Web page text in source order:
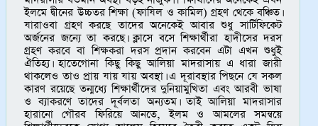
ইলমে দ্বীনের উচ্চতর শিক্ষা (ফাযিল ও কামিল) গ্রহণ থেকে বঞ্চিত।
যারাওবা গ্রহণ করছে তাদের অনেকেই আবার শুধু সার্টিফিকেট
অর্জনের জন্যে তা করছে। ক্লাসে বসে শিক্ষার্থীরা হাদীসের দরস
গ্রহণ করবে বা শিক্ষকরা দরস প্রদান করবেন এটা এখন শুধুই
ঐতিহ্য। হাতেগোনা কিছু কিছু আলিয়া মাদরাসায় এ ধারা জারী
থাকলেও তাও প্রায় যায় যায় অবস্থা। এ দূরাবস্থার পিছনে যে সকল
কারণ রয়েছে তন্মধ্যে শিক্ষার্থীদের দুনিয়ামুখিতা এবং আরবী ভাষা
ও ব্যাকরণে তাদের দূর্বলতা অন্যতম। তাই আলিয়া মাদরাসার
হারানো গৌরব ফিরিয়ে আনতে, ইলম ও আমলের সমন্বয়ে